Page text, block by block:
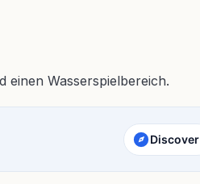
einen Wasserspielbereich.
Discover